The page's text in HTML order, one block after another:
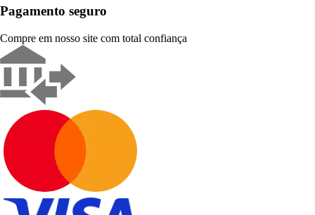
Pagamento seguro
Compre em nosso site com total confiança